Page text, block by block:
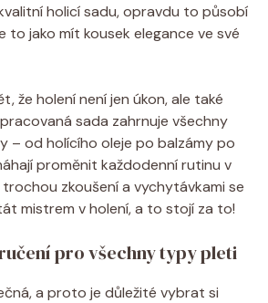
holicí sadu, opravdu to působí
to jako mít kousek elegance ve své
že holení není jen úkon, ale také
sada zahrnuje všechny
– od holícího oleje po balzámy po
proměnit každodenní rutinu v
trochou zkoušení a vychytávkami se
mistrem v holení, a to stojí za to!
pro všechny typy pleti
a proto je důležité vybrat si